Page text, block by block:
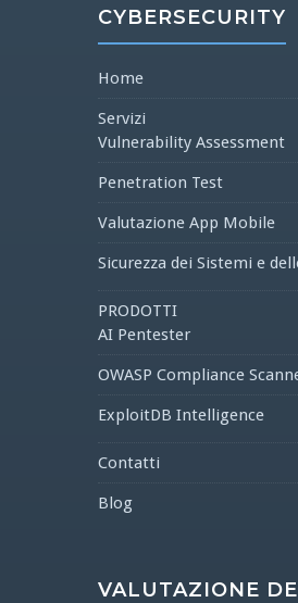
CYBERSECURITY
Home
Servizi
Vulnerability Assessment
Penetration Test
Valutazione App Mobile
Sicurezza dei Sistemi e
PRODOTTI
AI Pentester
OWASP Compliance
ExploitDB Intelligence
Contatti
Blog
VALUTAZIONE